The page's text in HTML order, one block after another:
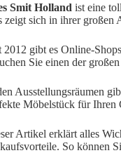
Smit Holland ist eine
zeigt sich in ihrer großen
2012 gibt es Online-
Sie einen der
Ausstellungsräumen
Möbelstück für Ihren
Artikel erklärt alles
So können